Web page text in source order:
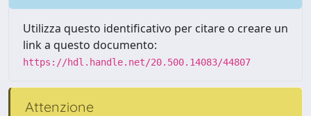
Utilizza questo identificativo per citare o creare un
link a questo documento:
https://hdl.handle.net/20.500.14083/44807
Attenzione